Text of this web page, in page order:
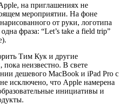
на приглашениях не
мероприятии. На фоне
от руки, логотипа
фраза: “Let’s take a field trip”
Тим Кук и другие
пока неизвестно. В свете
дешевого MacBook и iPad Pro с
исключено, что Apple намерена
инициативы и